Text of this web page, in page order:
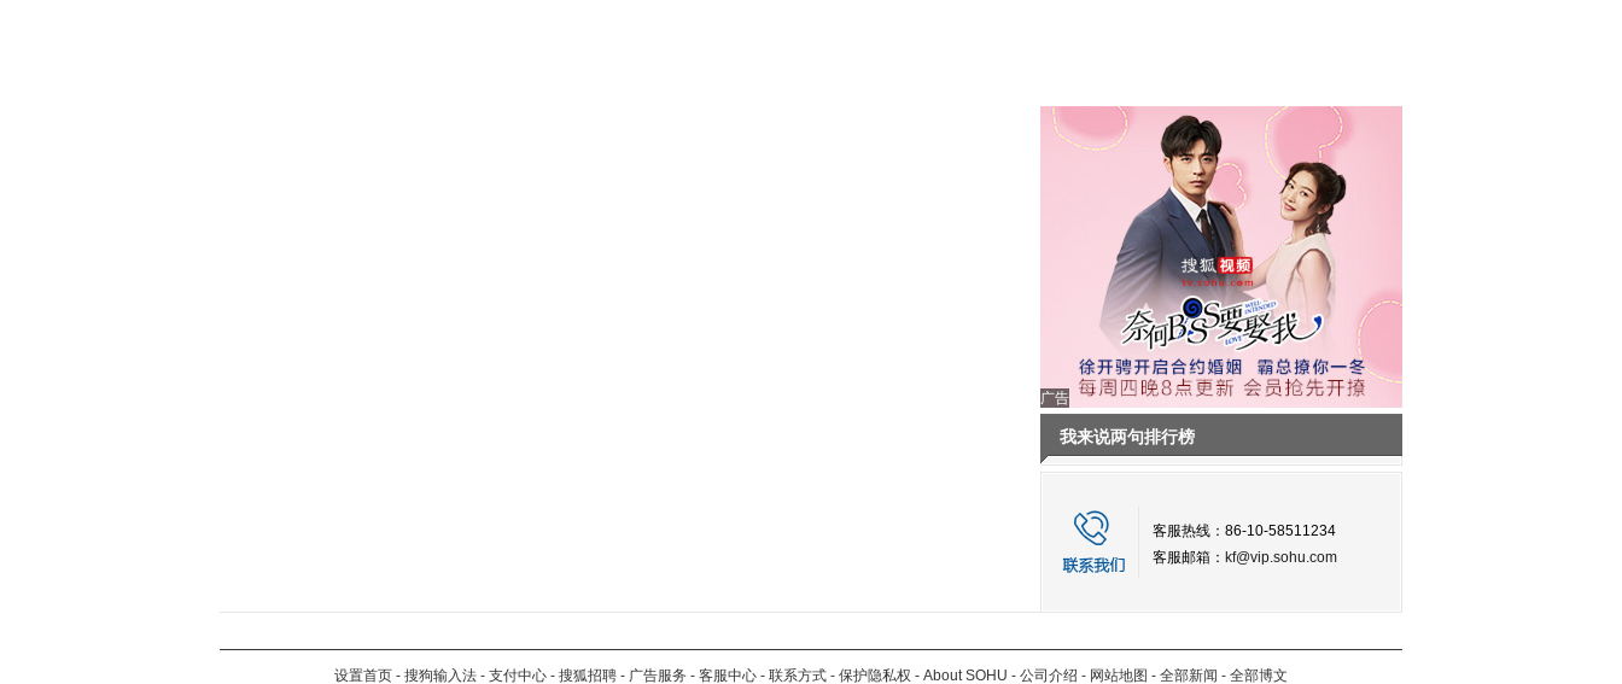
广告
我来说两句排行榜
客服热线：86-10-58511234
客服邮箱： kf@vip.sohu.com
设置首页 - 搜狗输入法 - 支付中心 - 搜狐招聘 - 广告服务 - 客服中心 - 联系方式 - 保护隐私权 - About SOHU - 公司介绍 - 网站地图 - 全部新闻 - 全部博文